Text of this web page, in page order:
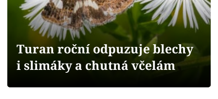
Přihlášení
Sledujte nás
Turan roční odpuzuje blechy
i slimáky a chutná včelám